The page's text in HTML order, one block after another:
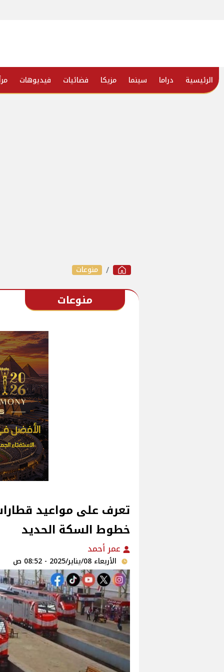
الرئيسية دراما سينما مزيكا فضائيات فيديوهات
منوعات
منوعات
تعرف على مواعيد
خطوط السكة الحديد
عمر أحمد
الأربعاء 08/يناير/2025 - 08:52 ص